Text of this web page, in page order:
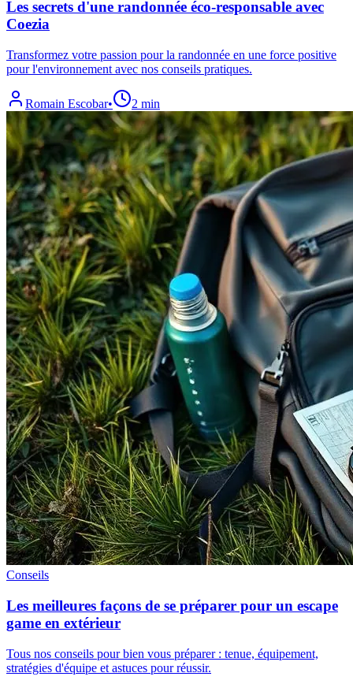
Les secrets d'une randonnée éco-responsable avec
Coezia
Transformez votre passion pour la randonnée en une force positive
pour l'environnement avec nos conseils pratiques.
Romain Escobar• 2 min
Conseils
Les meilleures façons de se préparer pour un escape
game en extérieur
Tous nos conseils pour bien vous préparer : tenue, équipement,
stratégies d'équipe et astuces pour réussir.